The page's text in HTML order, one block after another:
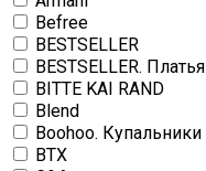
Befree
BESTSELLER
BESTSELLER. Платья
BITTE KAI RAND
Blend
Boohoo. Купальники
BTX